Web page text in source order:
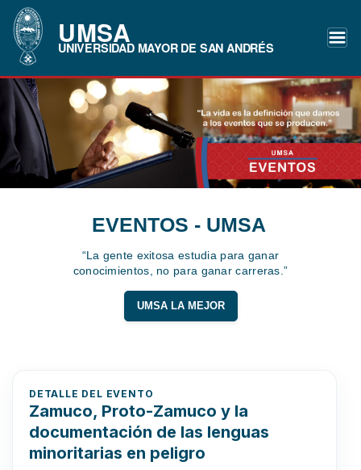
UMSA
UNIVERSIDAD MAYOR DE SAN ANDRÉS
EVENTOS - UMSA
“La gente exitosa estudia para ganar
conocimientos, no para ganar carreras.”
UMSA LA MEJOR
DETALLE DEL EVENTO
Zamuco, Proto-Zamuco y la
documentación de las lenguas
minoritarias en peligro